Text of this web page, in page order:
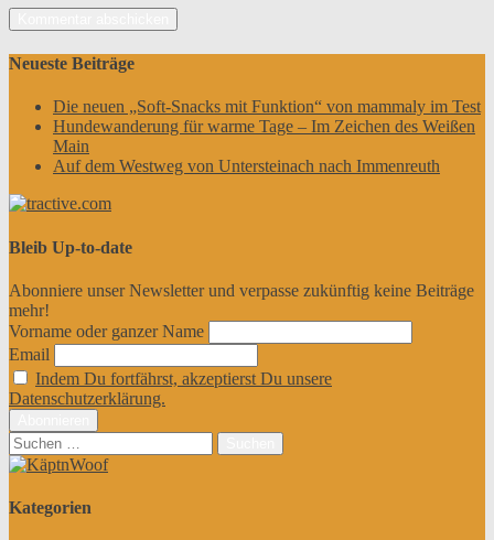
Neueste Beiträge
Die neuen „Soft-Snacks mit Funktion“ von mammaly im Test
Hundewanderung für warme Tage – Im Zeichen des Weißen
Main
Auf dem Westweg von Untersteinach nach Immenreuth
Bleib Up-to-date
Abonniere unser Newsletter und verpasse zukünftig keine Beiträge
mehr!
Vorname oder ganzer Name
Email
Indem Du fortfährst, akzeptierst Du unsere
Datenschutzerklärung.
Suchen
nach:
Kategorien